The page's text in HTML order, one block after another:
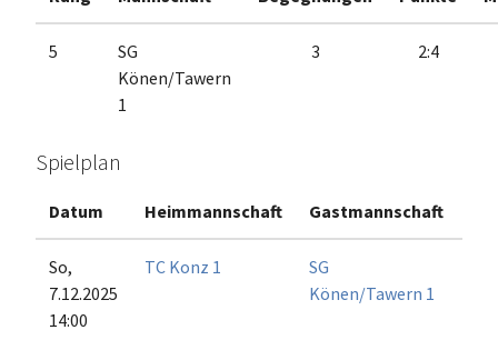
5
SG
Könen/Tawern
1
3 2:4
Spielplan
Datum Heimmannschaft Gastmannschaft
So,
7.12.2025
14:00
TC Konz 1
SG
Könen/Tawern 1